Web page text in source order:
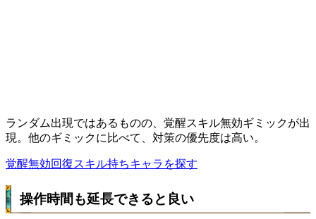
ランダム出現ではあるものの、覚醒スキル無効ギミックが出
現。他のギミックに比べて、対策の優先度は高い。
覚醒無効回復スキル持ちキャラを探す
操作時間も延長できると良い